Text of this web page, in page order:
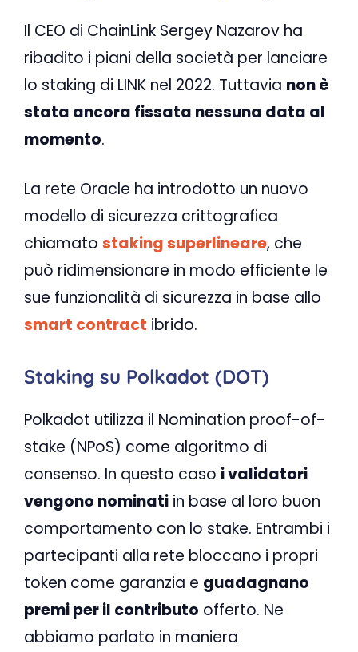
Il CEO di ChainLink Sergey Nazarov ha
ribadito i piani della società per lanciare
lo staking di LINK nel 2022. Tuttavia non è
stata ancora fissata nessuna data al
momento.
La rete Oracle ha introdotto un nuovo
modello di sicurezza crittografica
chiamato staking superlineare, che
può ridimensionare in modo efficiente le
sue funzionalità di sicurezza in base allo
smart contract ibrido.
Staking su Polkadot (DOT)
Polkadot utilizza il Nomination proof-of-
stake (NPoS) come algoritmo di
consenso. In questo caso i validatori
vengono nominati in base al loro buon
comportamento con lo stake. Entrambi i
partecipanti alla rete bloccano i propri
token come garanzia e guadagnano
premi per il contributo offerto. Ne
abbiamo parlato in maniera